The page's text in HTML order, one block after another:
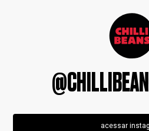
acessar